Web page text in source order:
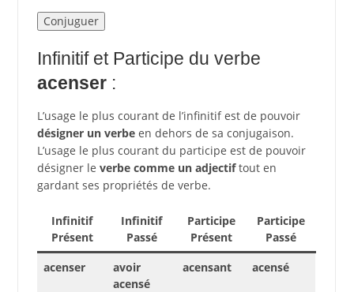
Infinitif et Participe du verbe
acenser:
L’usage le plus courant de l’infinitif est de pouvoir
désigner un verbeen dehors de sa conjugaison.
L’usage le plus courant du participe est de pouvoir
désigner le verbe comme un adjectiftout en
gardant ses propriétés de verbe.
Infinitif
Présent
Infinitif
Passé
Participe
Présent
Participe
Passé
acenser
avoir
acensé
acensant acensé